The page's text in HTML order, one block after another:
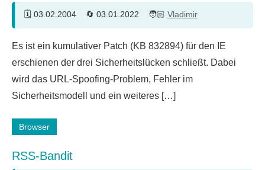
03.02.2004 03.01.2022 Vladimir
Es ist ein kumulativer Patch (KB 832894) für den IE
erschienen der drei Sicherheitslücken schließt. Dabei
wird das URL-Spoofing-Problem, Fehler im
Sicherheitsmodell​ und ein weiteres […]
Browser
RSS-Bandit